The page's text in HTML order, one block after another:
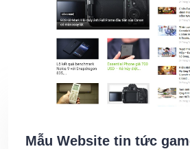
Mẫu Website tin tức